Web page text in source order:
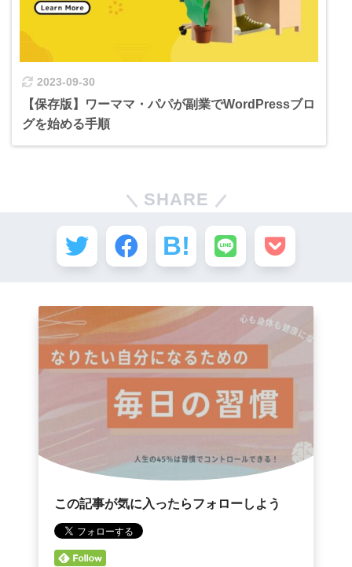
2023-09-30
【保存版】ワーママ・パパが副業でWordPressブロ
グを始める手順
SHARE
この記事が気に入ったらフォローしよう